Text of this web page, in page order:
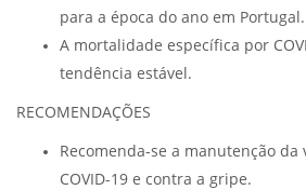
para a época do ano em Portugal.
A mortalidade específica por
tendência estável.
RECOMENDAÇÕES
Recomenda-se a manutenção da
COVID-19 e contra a gripe.